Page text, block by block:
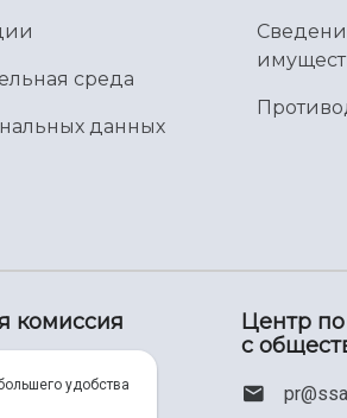
среда
данных
комиссия
Центр
с
удобства